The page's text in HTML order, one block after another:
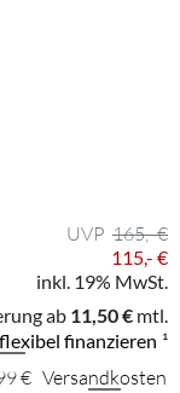
165,- €
115,- €
inkl. 19% MwSt.
ab 11,50 € mtl.
finanzieren ¹
€ Versandkosten